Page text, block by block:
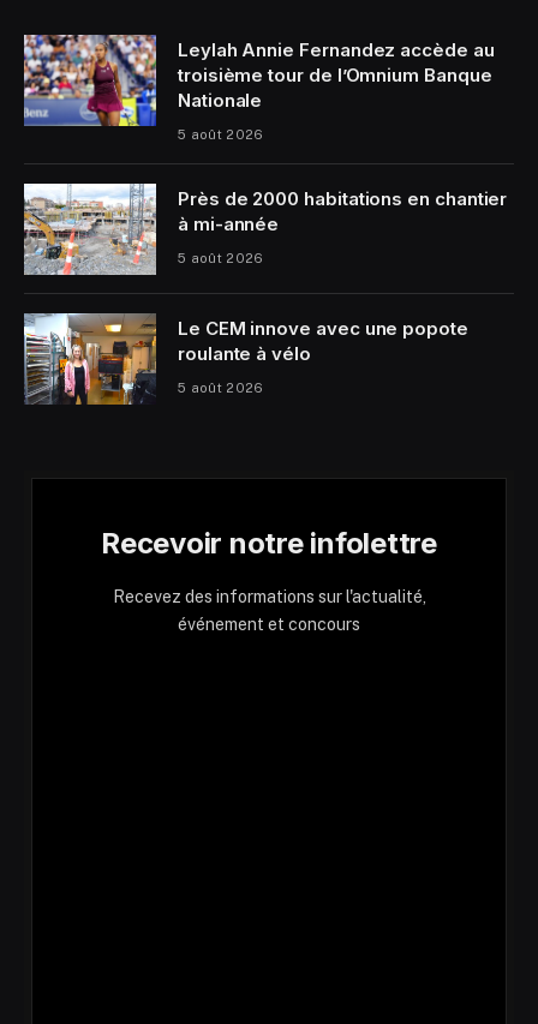
Leylah Annie Fernandez accède au
troisième tour de l’Omnium Banque
Nationale
5 août 2026
Près de 2000 habitations en chantier
à mi-année
5 août 2026
Le CEM innove avec une popote
roulante à vélo
5 août 2026
Recevoir notre infolettre
Recevez des informations sur l'actualité,
événement et concours